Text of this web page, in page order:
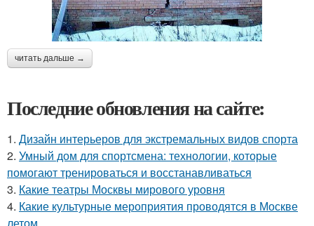
читать дальше →
Последние обновления на сайте:
1. Дизайн интерьеров для экстремальных видов спорта
2. Умный дом для спортсмена: технологии, которые
помогают тренироваться и восстанавливаться
3. Какие театры Москвы мирового уровня
4. Какие культурные мероприятия проводятся в Москве
летом